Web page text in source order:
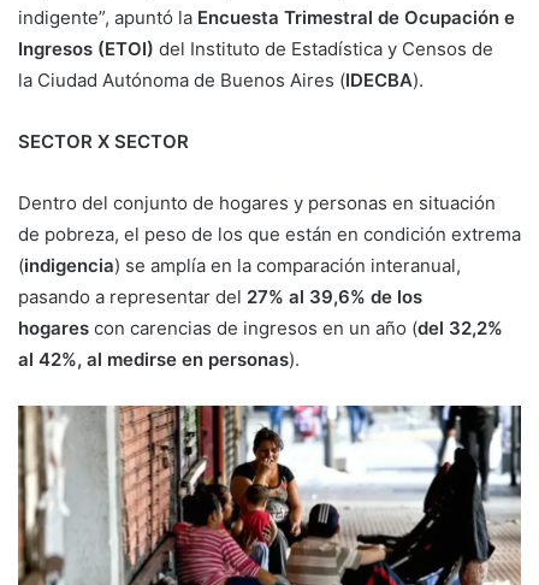
indigente”, apuntó la Encuesta Trimestral de Ocupación e
Ingresos (ETOI) del Instituto de Estadística y Censos de
la Ciudad Autónoma de Buenos Aires (IDECBA).
SECTOR X SECTOR
Dentro del conjunto de hogares y personas en situación
de pobreza, el peso de los que están en condición extrema
(indigencia) se amplía en la comparación interanual,
pasando a representar del 27% al 39,6% de los
hogares con carencias de ingresos en un año (del 32,2%
al 42%, al medirse en personas).